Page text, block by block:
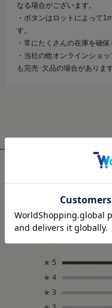
なる場合がございます。
・ボタンはロットによって
す。
・常にたくさんの在庫を確
・当社の他オンラインショ
も完売･欠品の場合がありま
ユ
★ 5
★ 4
★ 3